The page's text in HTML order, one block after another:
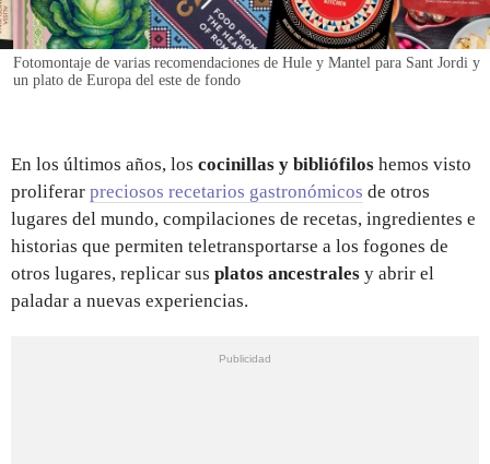
Fotomontaje de varias recomendaciones de Hule y Mantel para Sant Jordi y
un plato de Europa del este de fondo
En los últimos años, los cocinillas y bibliófilos hemos visto
proliferar preciosos recetarios gastronómicos de otros
lugares del mundo, compilaciones de recetas, ingredientes e
historias que permiten teletransportarse a los fogones de
otros lugares, replicar sus platos ancestrales y abrir el
paladar a nuevas experiencias.